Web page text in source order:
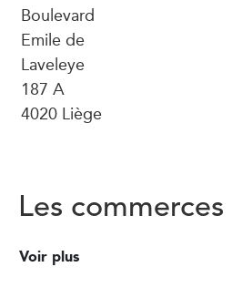
Boulevard
Emile de
Laveleye
187 A
4020 Liège
Les
Voir plus